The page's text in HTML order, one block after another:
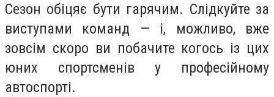
Сезон обіцяє бути гарячим. Слідкуйте за
виступами команд — і, можливо, вже
зовсім скоро ви побачите когось із цих
юних спортсменів у професійному
автоспорті.